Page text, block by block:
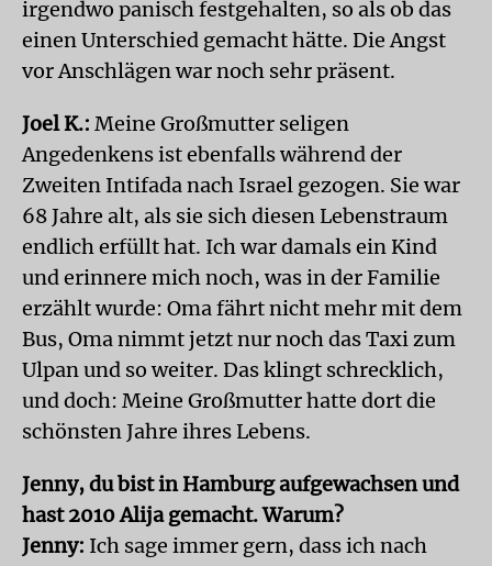
irgendwo panisch festgehalten, so als ob das
einen Unterschied gemacht hätte. Die Angst
vor Anschlägen war noch sehr präsent.
Joel K.: Meine Großmutter seligen
Angedenkens ist ebenfalls während der
Zweiten Intifada nach Israel gezogen. Sie war
68 Jahre alt, als sie sich diesen Lebenstraum
endlich erfüllt hat. Ich war damals ein Kind
und erinnere mich noch, was in der Familie
erzählt wurde: Oma fährt nicht mehr mit dem
Bus, Oma nimmt jetzt nur noch das Taxi zum
Ulpan und so weiter. Das klingt schrecklich,
und doch: Meine Großmutter hatte dort die
schönsten Jahre ihres Lebens.
Jenny, du bist in Hamburg aufgewachsen und
hast 2010 Alija gemacht. Warum?
Jenny: Ich sage immer gern, dass ich nach